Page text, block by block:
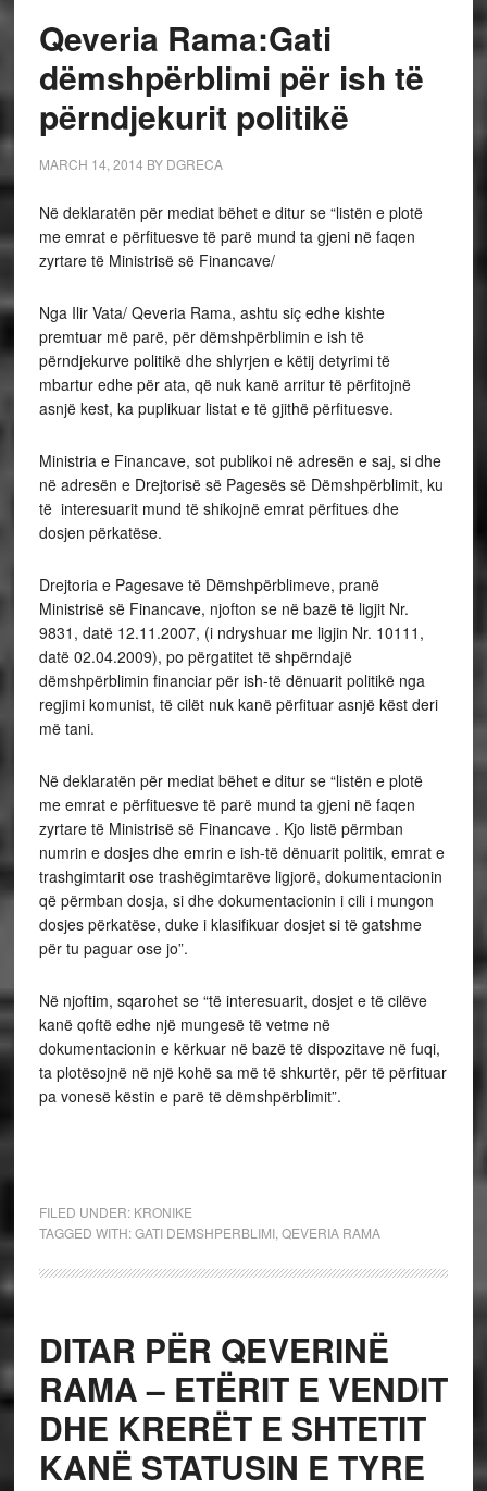
Qeveria Rama:Gati
dëmshpërblimi për ish të
përndjekurit politikë
MARCH 14, 2014 BY DGRECA
Në deklaratën për mediat bëhet e ditur se “listën e plotë
me emrat e përfituesve të parë mund ta gjeni në faqen
zyrtare të Ministrisë së Financave/
Nga Ilir Vata/ Qeveria Rama, ashtu siç edhe kishte
premtuar më parë, për dëmshpërblimin e ish të
përndjekurve politikë dhe shlyrjen e këtij detyrimi të
mbartur edhe për ata, që nuk kanë arritur të përfitojnë
asnjë kest, ka puplikuar listat e të gjithë përfituesve.
Ministria e Financave, sot publikoi në adresën e saj, si dhe
në adresën e Drejtorisë së Pagesës së Dëmshpërblimit, ku
të interesuarit mund të shikojnë emrat përfitues dhe
dosjen përkatëse.
Drejtoria e Pagesave të Dëmshpërblimeve, pranë
Ministrisë së Financave, njofton se në bazë të ligjit Nr.
9831, datë 12.11.2007, (i ndryshuar me ligjin Nr. 10111,
datë 02.04.2009), po përgatitet të shpërndajë
dëmshpërblimin financiar për ish-të dënuarit politikë nga
regjimi komunist, të cilët nuk kanë përfituar asnjë këst deri
më tani.
Në deklaratën për mediat bëhet e ditur se “listën e plotë
me emrat e përfituesve të parë mund ta gjeni në faqen
zyrtare të Ministrisë së Financave . Kjo listë përmban
numrin e dosjes dhe emrin e ish-të dënuarit politik, emrat e
trashgimtarit ose trashëgimtarëve ligjorë, dokumentacionin
që përmban dosja, si dhe dokumentacionin i cili i mungon
dosjes përkatëse, duke i klasifikuar dosjet si të gatshme
për tu paguar ose jo”.
Në njoftim, sqarohet se “të interesuarit, dosjet e të cilëve
kanë qoftë edhe një mungesë të vetme në
dokumentacionin e kërkuar në bazë të dispozitave në fuqi,
ta plotësojnë në një kohë sa më të shkurtër, për të përfituar
pa vonesë këstin e parë të dëmshpërblimit”.
FILED UNDER: KRONIKE
TAGGED WITH:GATI DEMSHPERBLIMI, QEVERIA RAMA
DITAR PËR QEVERINË
RAMA – ETËRIT E VENDIT
DHE KRERËT E SHTETIT
KANË STATUSIN E TYRE